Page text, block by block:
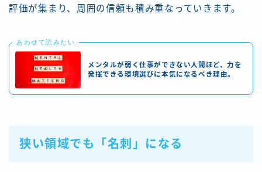
評価が集まり、周囲の信頼も積み重なっていきます。
あわせて読みたい
メンタルが弱く仕事ができない人間ほど、力を
発揮できる環境選びに本気になるべき理由。
狭い領域でも「名刺」になる